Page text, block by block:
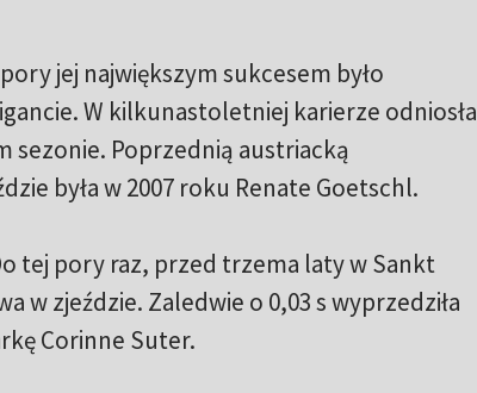
jej największym sukcesem było
W kilkunastoletniej karierze odniosła
sezonie. Poprzednią austriacką
była w 2007 roku Renate Goetschl.
tej pory raz, przed trzema laty w Sankt
w zjeździe. Zaledwie o 0,03 s wyprzedziła
Corinne Suter.